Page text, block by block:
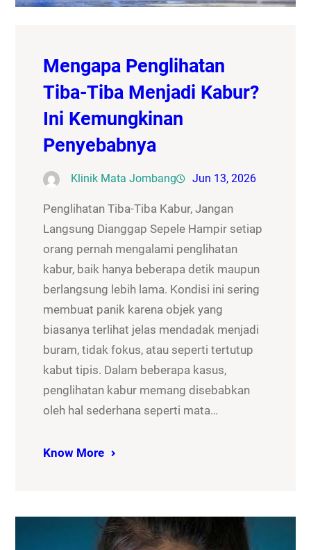
Mengapa Penglihatan
Tiba-Tiba Menjadi Kabur?
Ini Kemungkinan
Penyebabnya
Klinik Mata Jombang Jun 13, 2026
Penglihatan Tiba-Tiba Kabur, Jangan
Langsung Dianggap Sepele Hampir setiap
orang pernah mengalami penglihatan
kabur, baik hanya beberapa detik maupun
berlangsung lebih lama. Kondisi ini sering
membuat panik karena objek yang
biasanya terlihat jelas mendadak menjadi
buram, tidak fokus, atau seperti tertutup
kabut tipis. Dalam beberapa kasus,
penglihatan kabur memang disebabkan
oleh hal sederhana seperti mata…
Know More